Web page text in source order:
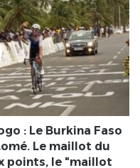
: Le Burkina Faso
Le maillot du
points, le "maillot